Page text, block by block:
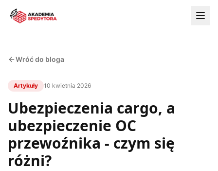
Wróć do bloga
Artykuły 10 kwietnia 2026
Ubezpieczenia cargo, a
ubezpieczenie OC
przewoźnika - czym się
różni?